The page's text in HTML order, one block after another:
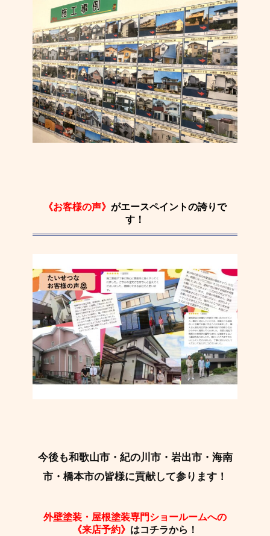
《お客様の声》 がエースペイントの誇りで
す！
今後も和歌山市・紀の川市・岩出市・海南
市・橋本市の皆様に貢献して参ります！
外壁塗装・屋根塗装専門ショールームへの
《来店予約》 はコチラから！